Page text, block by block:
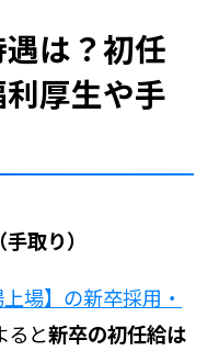
は？初任
厚生や手
取り）
場】の新卒採用・
ると新卒の初任給は